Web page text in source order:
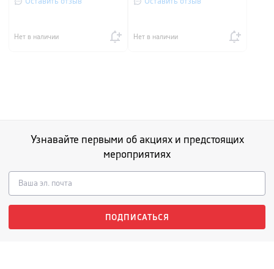
Нет в наличии Нет в наличии
Узнавайте первыми об акциях и предстоящих
мероприятиях
ПОДПИСАТЬСЯ